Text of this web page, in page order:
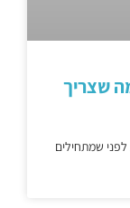
שצריך
מה חובה לדעת לפני שמתחילים